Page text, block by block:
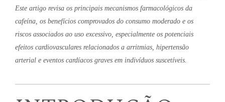
Este artigo revisa os principais mecanismos farmacológicos da
cafeína, os benefícios comprovados do consumo moderado e os
riscos associados ao uso excessivo, especialmente os potenciais
efeitos cardiovasculares relacionados a arritmias, hipertensão
arterial e eventos cardíacos graves em indivíduos suscetíveis.